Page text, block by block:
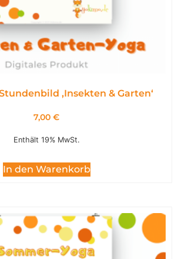
,Insekten & Garten‘
7,00 €
Enthält 19% MwSt.
In den Warenkorb